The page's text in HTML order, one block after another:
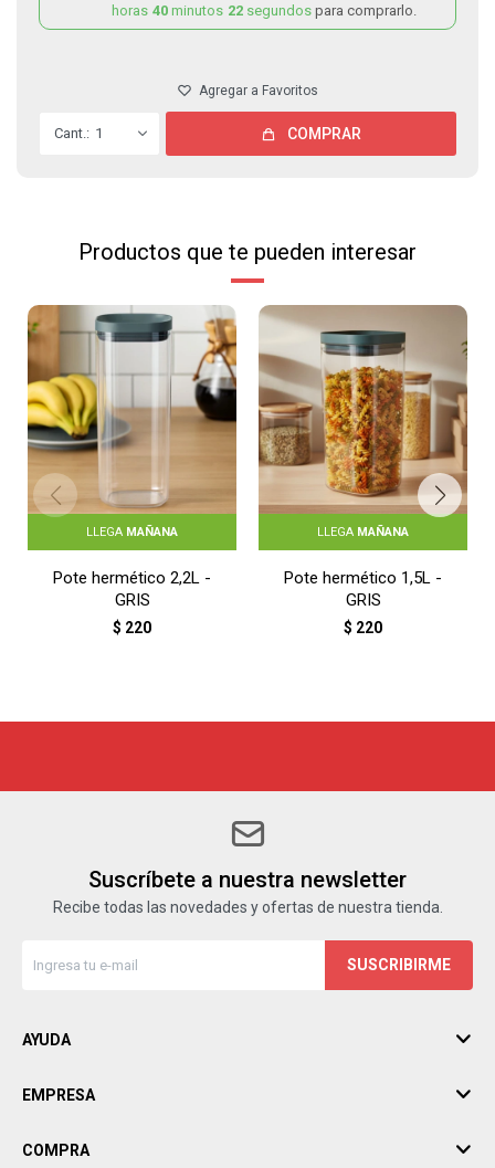
horas 40 minutos 22 segundos para comprarlo.
1 COMPRAR
Productos que te pueden interesar
LLEGA MAÑANA
Pote hermético 2,2L -
GRIS
$ 220
LLEGA MAÑANA
Pote hermético 1,5L -
GRIS
$ 220
Suscríbete a nuestra newsletter
Recibe todas las novedades y ofertas de nuestra tienda.
SUSCRIBIRME
AYUDA
EMPRESA
COMPRA